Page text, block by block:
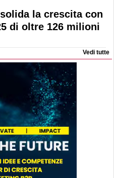
la crescita con
di oltre 126 milioni
Vedi tutte